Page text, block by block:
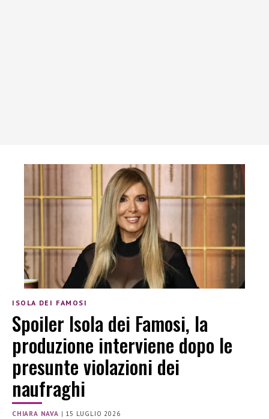
ISOLA DEI FAMOSI
Spoiler Isola dei Famosi, la
produzione interviene dopo le
presunte violazioni dei
naufraghi
CHIARA NAVA | 15 LUGLIO 2026